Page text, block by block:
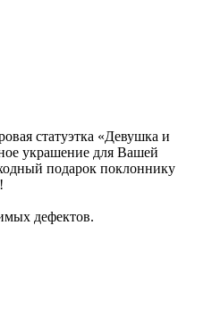
статуэтка «Девушка и
украшение для Вашей
подарок поклоннику
дефектов.